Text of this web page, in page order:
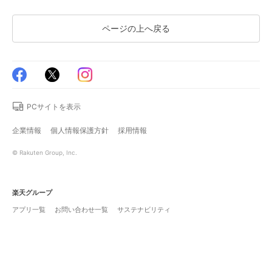
ページの上へ戻る
PCサイトを表示
企業情報 個人情報保護方針 採用情報
© Rakuten Group, Inc.
楽天グループ
アプリ一覧
お問い合わせ一覧 サステナビリティ